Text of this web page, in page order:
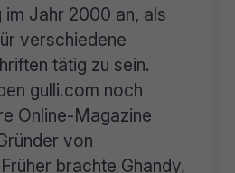
im Jahr 2000 an, als
verschiedene
tätig zu sein.
gulli.com noch
Online-Magazine
von
brachte Ghandy,